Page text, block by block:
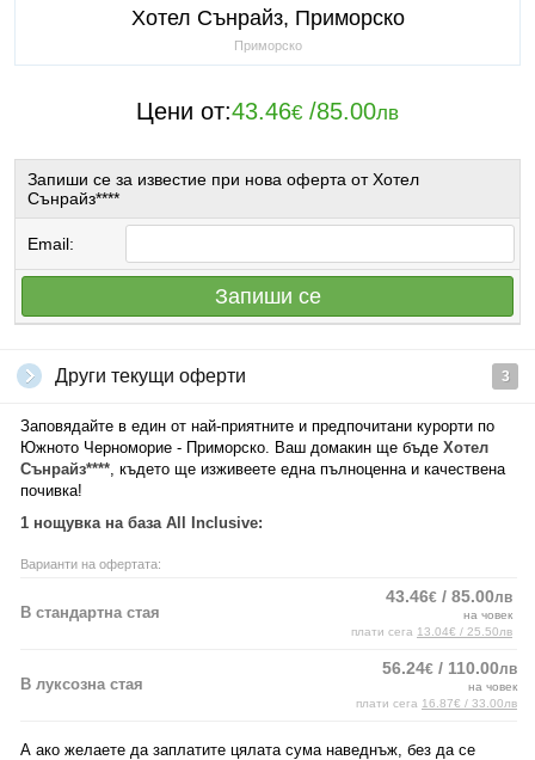
Хотел Сънрайз, Приморско
Приморско
Цени от:43.46€ /85.00лв
Запиши се за известие при нова оферта от Хотел
Сънрайз****
Email:
Запиши се
Други текущи оферти 3
Заповядайте в един от най-приятните и предпочитани курорти по
Южното Черноморие - Приморско. Ваш домакин ще бъде Хотел
Сънрайз**** , където ще изживеете една пълноценна и качествена
почивка!
1 нощувка на база All Inclusive:
Варианти на офертата:
В стандартна стая
43.46€ / 85.00лв
на човек
плати сега 13.04€ / 25.50лв
В луксозна стая
56.24€ / 110.00лв
на човек
плати сега 16.87€ / 33.00лв
А ако желаете да заплатите цялата сума наведнъж, без да се